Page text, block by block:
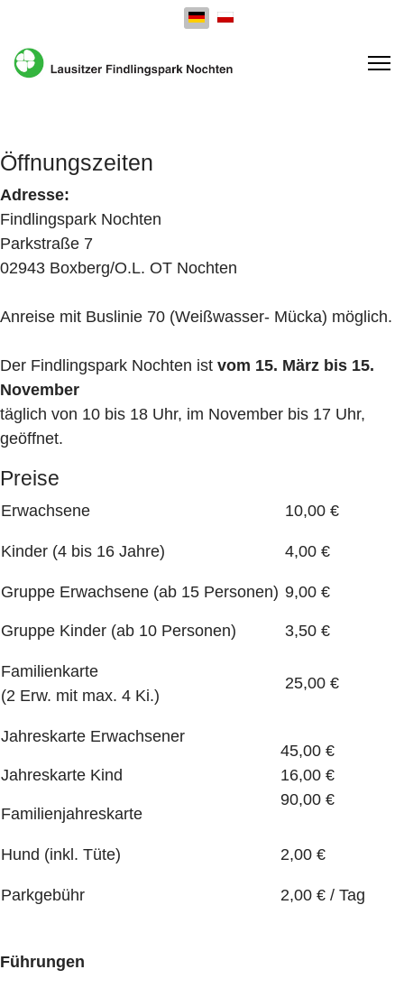
Sprache auswählen
Öffnungszeiten
Adresse:
Findlingspark Nochten
Parkstraße 7
02943 Boxberg/O.L. OT Nochten
Anreise mit Buslinie 70 (Weißwasser- Mücka) möglich.
Der Findlingspark Nochten ist vom 15. März bis 15.
November
täglich von 10 bis 18 Uhr, im November bis 17 Uhr,
geöffnet.
Preise
Erwachsene 10,00 €
Kinder (4 bis 16 Jahre) 4,00 €
Gruppe Erwachsene (ab 15 Personen)
Gruppe Kinder (ab 10 Personen)
9,00 €
3,50 €
Familienkarte
(2 Erw. mit max. 4 Ki.)
25,00 €
Jahreskarte Erwachsener
Jahreskarte Kind
Familienjahreskarte
45,00 €
16,00 €
90,00 €
Hund (inkl. Tüte) 2,00 €
Parkgebühr 2,00 € / Tag
Führungen